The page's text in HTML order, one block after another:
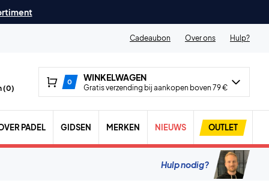
Cadeaubon Over ons Hulp?
(0)
0 WINKELWAGEN
Gratis verzending bij aankopen boven 79 €
PADEL GIDSEN MERKEN NIEUWS OUTLET
Hulp nodig?